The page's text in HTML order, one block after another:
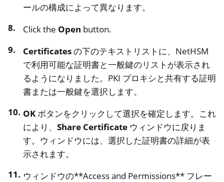
ールの構成によって異なります。
Click the Open button.
Certificatesの下のテキストリストに、NetHSM
で利用可能な証明書と一般鍵のリストが表示され
るようになりました。PKI プロキシと共有する証明
書または一般鍵を選択します。
OK ボタンをクリックして選択を確定します。これ
により、 Share Certificate ウィンドウに戻りま
す。ウィンドウには、選択した証明書の詳細が表
示されます。
ウィンドウの**Access and Permissions** フレー